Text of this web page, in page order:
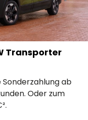
Transporter
ab
Oder zum